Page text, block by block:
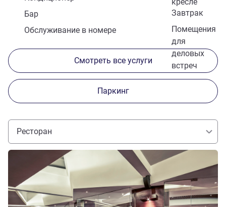
кресле
Завтрак
Бар
Помещения
для
деловых
встреч
Обслуживание в номере
Смотреть все услуги
Паркинг
Ресторан
Подробная информация